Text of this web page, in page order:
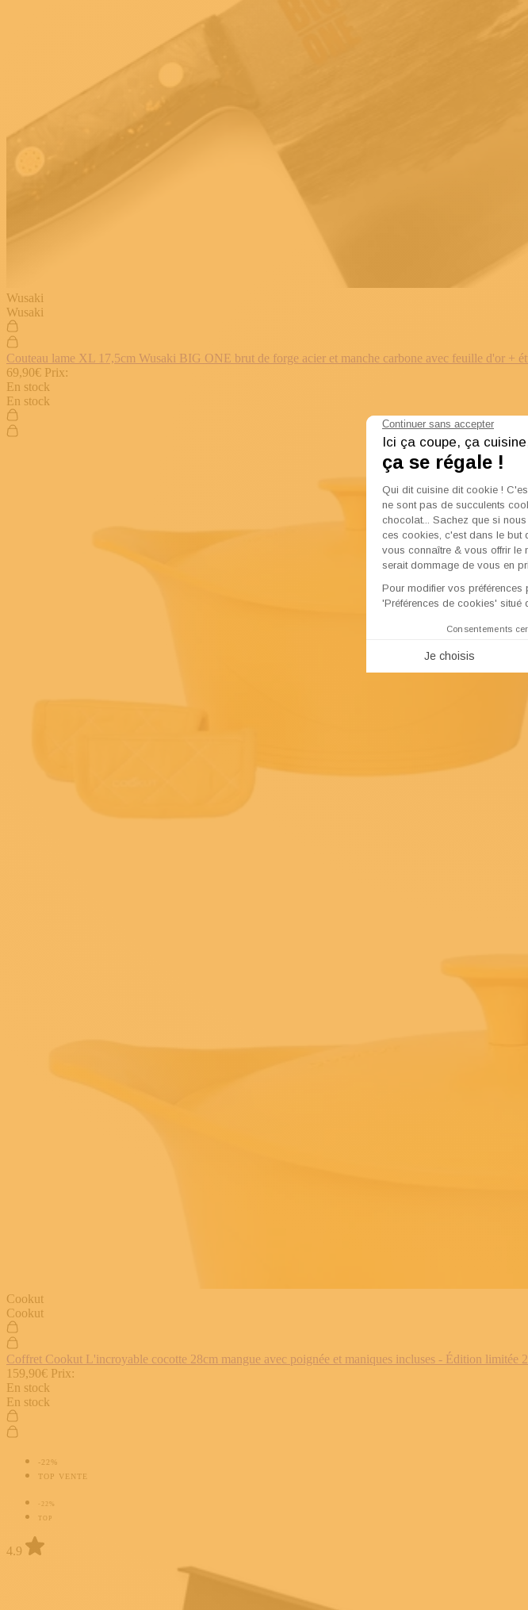
Wusaki
Wusaki
Couteau lame XL 17,5cm Wusaki BIG ONE brut de forge acier et manche carbone avec feuille d'or +
69,90€ Prix:
En stock
En stock
Cookut
Cookut
Coffret Cookut L'incroyable cocotte 28cm mangue avec poignée et maniques incluses - Édition limitée
159,90€ Prix:
En stock
En stock
-22%
TOP VENTE
-22%
TOP
4.9